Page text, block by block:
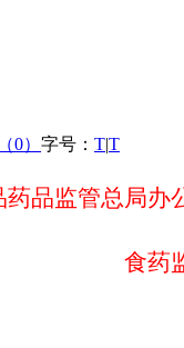
0） 字号： T|T
药品监管总局办
食药